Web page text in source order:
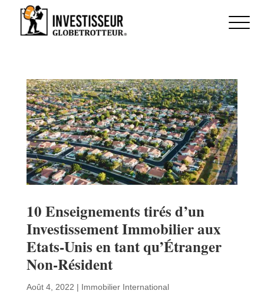
10 Enseignements tirés d’un
Investissement Immobilier aux
Etats-Unis en tant qu’Étranger
Non-Résident
Août 4, 2022 | Immobilier International